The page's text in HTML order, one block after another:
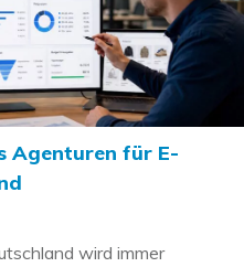
Agenturen für E-
wird immer